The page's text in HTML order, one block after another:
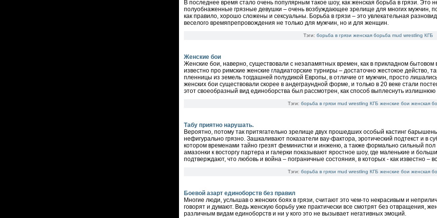
В последнее время стало очень популярным такое шоу, как женская борьба в грязи. Это
полуобнаженные грязные девушки – очень возбуждающее зрелище для многих мужчин,
как правило, хорошо сложены и сексуальны. Борьба в грязи – это увлекательная
веселого времяпрепровождения не только для мужчин, но и для женщин.
Тэги: борьба в грязи женская борьба mud wrestling КГБ
Женские бои
Женские бои, наверно, существовали с незапамятных времен, как в прикладном
известно про римские женские гладиаторские турниры – достаточно жестокое действо,
пленницы из земель тогдашней полудикой Европы, в отличие от мужчин, просто
женских бои существовали скорее в андеграундной форме, и только в 20 веке стали
этот своеобразный вид единоборства был рассмотрен, как способ выплеснуть
Тэги: борьба в грязи mud wrestling КГБ женские бои женская
Табу приятно нарушать.
Вероятно, потому так притягательно зрелище двух прошедших особый кастинг
нефигурально грязно. Зашкаливают показатели вау-фактора, эротический подтекст и в
котором временами тайно грезят феминистки и инженю, а также формально сильный пол
амазонки к восторгу партера и галерки показывают яростное шоу, где маленькие и
подтверждают, что любовь и война – пограничные состояния, в которых - как известно –
Тэги: борьба в грязи mud wrestling КГБ женские бои женская
Боевой азарт единоборств без правил
Многие люди, услышав о женских боях в грязи, считают это чем-то некрасивым и
говорят и думают. Ведь женскую борьбу уже практически все смотрят без отвращения,
различным видам единоборств и ни у кого это не вызывает негативных эмоций.